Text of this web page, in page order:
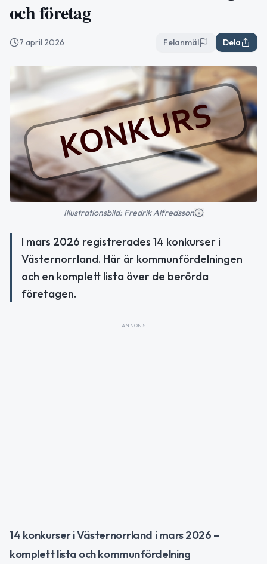
och företag
7 april 2026 Felanmäl Dela
Illustrationsbild: Fredrik Alfredsson
I mars 2026 registrerades 14 konkurser i
Västernorrland. Här är kommunfördelningen
och en komplett lista över de berörda
företagen.
ANNONS
14 konkurser i Västernorrland i mars 2026 –
komplett lista och kommunfördelning